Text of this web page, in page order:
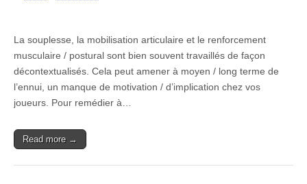
La souplesse, la mobilisation articulaire et le renforcement
musculaire / postural sont bien souvent travaillés de façon
décontextualisés. Cela peut amener à moyen / long terme de
l’ennui, un manque de motivation / d’implication chez vos
joueurs. Pour remédier à…
Read more →